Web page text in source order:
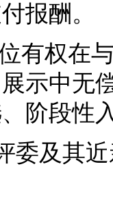
报酬。
有权在
示中无
阶段性
委及其